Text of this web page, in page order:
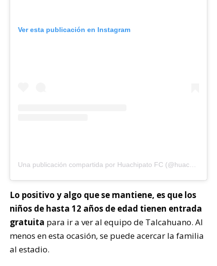
Ver esta publicación en Instagram
Lo positivo y algo que se mantiene, es que los
niños de hasta 12 años de edad tienen entrada
gratuita para ir a ver al equipo de Talcahuano. Al
menos en esta ocasión, se puede acercar la familia
al estadio.